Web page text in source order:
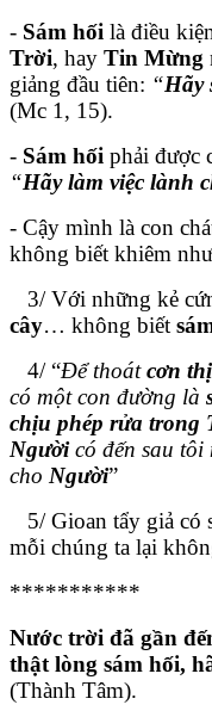
- Sám hối là điều
Trời, hay Tin Mừng
giảng đầu tiên: “Hãy
(Mc 1, 15).
- Sám hối phải được
“Hãy làm việc lành
- Cậy mình là con
không biết khiêm
3/ Với những kẻ
cây… không biết
4/ “Để thoátcơn
có một con đường là
chịu phép rửa trong
Ngườicó đến sau tôi
cho Người”
5/ Gioan tẩy giả có
mỗi chúng ta lại
***********
Nước trời đã gần
thật lòng sám hối,
(Thành Tâm).